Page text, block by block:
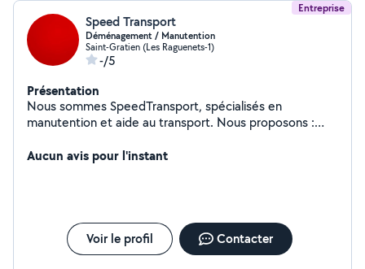
Entreprise
Speed Transport
Déménagement / Manutention
Saint-Gratien (Les Raguenets-1)
-/5
Présentation
Nous sommes SpeedTransport, spécialisés en
manutention et aide au transport. Nous proposons :
Montage / démontage de meubles Aide au rangement /
rapide selon vos disponibilités Travail propre et organisé
Devis clair et rapide N'hésitez pas à nous contacter en
nous précisant votre demande (adresse, étage, accès,
Aucun avis pour l'instant
Voir le profil Contacter